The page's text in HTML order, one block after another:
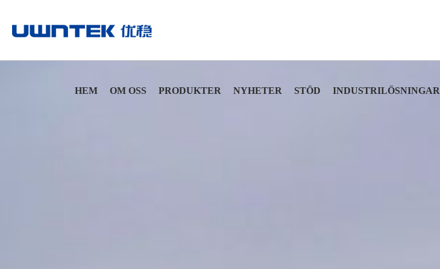
HEM OM OSS PRODUKTER NYHETER STÖD INDUSTRILÖSNINGAR